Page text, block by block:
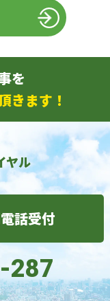
を
きます！
ヤル
話受付
287